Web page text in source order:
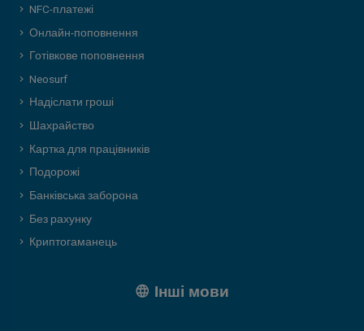
NFC-платежі
Онлайн-поповнення
Готівкове поповнення
Neosurf
Надіслати гроші
Шахрайство
Картка для працівників
Подорожі
Банківська заборона
Без рахунку
Криптогаманець
Інші мови